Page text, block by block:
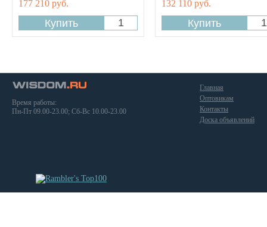
177 210 руб. 132 110 руб.
Время работы:
Пн-Пт 09.00-23.00; Сб-Вс 10.00-23.00
Главная
Оптовикам
Контакты
Доска объявлений